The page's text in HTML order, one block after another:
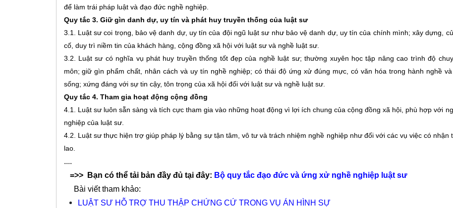
để làm trái pháp luật và đạo đức nghề nghiệp.
Quy tắc 3. Giữ gìn danh dự, uy tín và phát huy truyền thống của luật sư
3.1. Luật sư coi trọng, bảo vệ danh dự, uy tín của đội ngũ luật sư như bảo vệ danh dự, uy tín của chính mình; xây dựng,
cố, duy trì niềm tin của khách hàng, cộng đồng xã hội với luật sư và nghề luật sư.
3.2. Luật sư có nghĩa vụ phát huy truyền thống tốt đẹp của nghề luật sư; thường xuyên học tập nâng cao trình độ
môn; giữ gìn phẩm chất, nhân cách và uy tín nghề nghiệp; có thái độ ứng xử đúng mực, có văn hóa trong hành nghề
sống; xứng đáng với sự tin cậy, tôn trọng của xã hội đối với luật sư và nghề luật sư.
Quy tắc 4. Tham gia hoạt động cộng đồng
4.1. Luật sư luôn sẵn sàng và tích cực tham gia vào những hoạt động vì lợi ích chung của cộng đồng xã hội, phù hợp với
nghiệp của luật sư.
4.2. Luật sư thực hiện trợ giúp pháp lý bằng sự tận tâm, vô tư và trách nhiệm nghề nghiệp như đối với các vụ việc có nhận
lao.
....
=>> Bạn có thể tải bản đầy đủ tại đây: Bộ quy tắc đạo đức và ứng xử nghề nghiệp luật sư
Bài viết tham khảo:
LUẬT SƯ HỖ TRỢ THU THẬP CHỨNG CỨ TRONG VỤ ÁN HÌNH SỰ